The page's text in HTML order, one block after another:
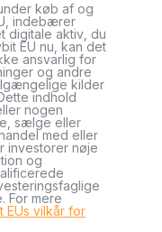
køb af og
indebærer
digitale aktiv, du
EU nu, kan det
ansvarlig for
og andre
kilder
indhold
nogen
sælge eller
med eller
investorer nøje
og
For mere
EUs vilkår for